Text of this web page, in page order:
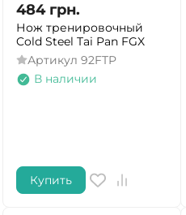
484 грн.
Нож тренировочный
Cold Steel Tai Pan FGX
Артикул 92FTP
В наличии
Купить